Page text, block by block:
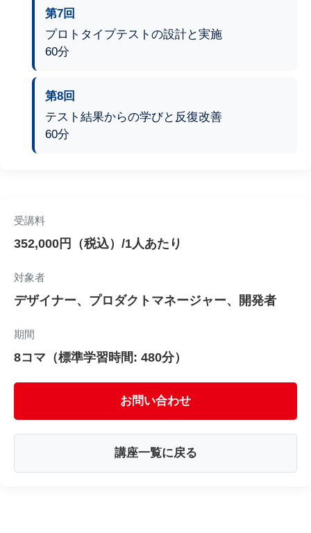
第7回
プロトタイプテストの設計と実施
60分
第8回
テスト結果からの学びと反復改善
60分
受講料
352,000円（税込）/1人あたり
対象者
デザイナー、プロダクトマネージャー、開発者
期間
8コマ（標準学習時間: 480分）
お問い合わせ
講座一覧に戻る